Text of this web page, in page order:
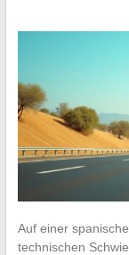
Auf einer
technischen